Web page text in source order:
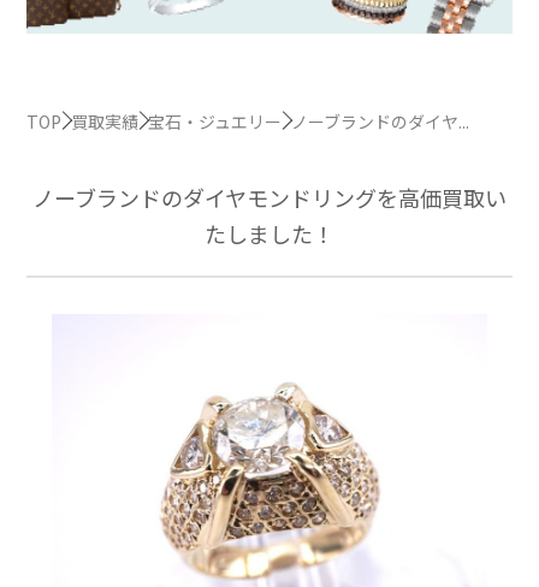
TOP 買取実績 宝石・ジュエリー ノーブランドのダイヤ...
ノーブランドのダイヤモンドリングを高価買取い
たしました！